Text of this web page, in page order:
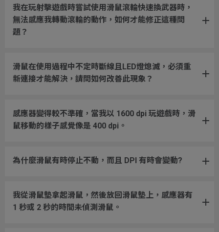
我在玩射擊遊戲時嘗試使用滑鼠滾輪快速換武器時，
無法感應我轉動滾輪的動作，如何才能修正這種問
題？
滑鼠在使用過程中不定時斷線且LED燈熄滅，必須重
新連接才能解決，請問如何改善此現象？
感應器變得較不準確，當我以 1600 dpi 玩遊戲時，滑
鼠移動的樣子感覺像是 400 dpi。
為什麼滑鼠有時停止不動，而且 DPI 有時會變動?
我從滑鼠墊拿起滑鼠，然後放回滑鼠墊上，感應器有
1 秒或 2 秒的時間未偵測滑鼠。